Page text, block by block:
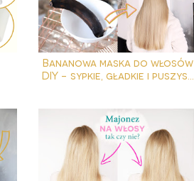
Bananowa maska do włosów
DIY - sypkie, gładkie i puszys...